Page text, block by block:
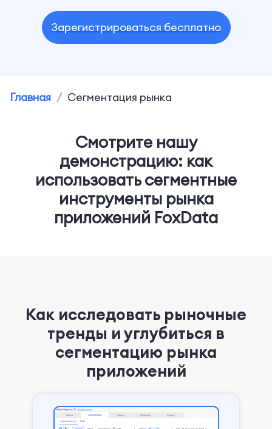
Зарегистрироваться бесплатно
Главная / Сегментация рынка
Смотрите нашу
демонстрацию: как
использовать сегментные
инструменты рынка
приложений FoxData
Как исследовать рыночные
тренды и углубиться в
сегментацию рынка
приложений